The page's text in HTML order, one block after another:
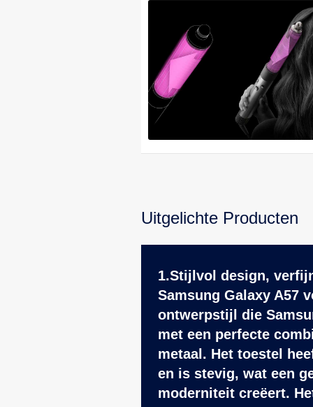
Uitgelichte Producten
1.Stijlvol design,
Samsung Galaxy A57
ontwerpstijl die
met een perfecte
metaal. Het toestel
en is stevig, wat een
moderniteit creëert.